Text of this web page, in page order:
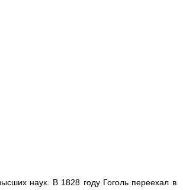
наук. В 1828 году Гоголь переехал в